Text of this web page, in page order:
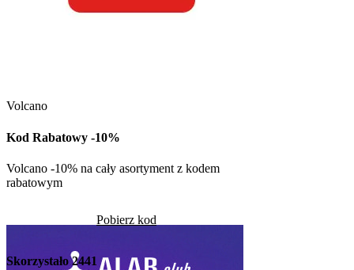
Volcano
Kod Rabatowy -10%
Volcano -10% na cały asortyment z kodem
rabatowym
Pobierz kod
Skorzystało2441